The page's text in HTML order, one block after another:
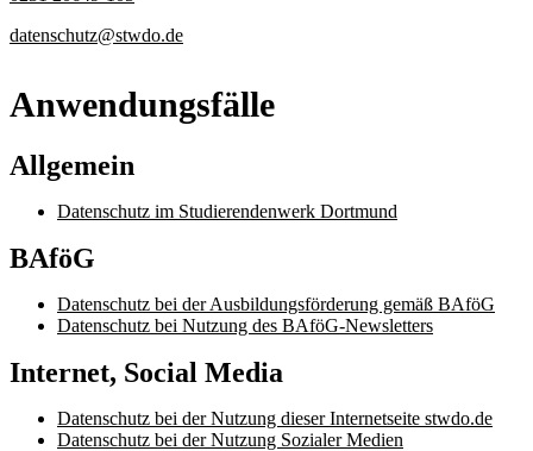
datenschutz@stwdo.de
Anwendungsfälle
Allgemein
Datenschutz im Studierendenwerk Dortmund
BAföG
Datenschutz bei der Ausbildungsförderung gemäß BAföG
Datenschutz bei Nutzung des BAföG-Newsletters
Internet, Social Media
Datenschutz bei der Nutzung dieser Internetseite stwdo.de
Datenschutz bei der Nutzung Sozialer Medien